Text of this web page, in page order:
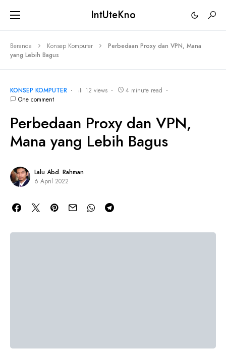
IntUteKno
Beranda Konsep Komputer
Perbedaan Proxy dan VPN, Mana
yang Lebih Bagus
KONSEP KOMPUTER 12 views
4 minute read
One comment
Perbedaan Proxy dan VPN,
Mana yang Lebih Bagus
Lalu Abd. Rahman
6 April 2022